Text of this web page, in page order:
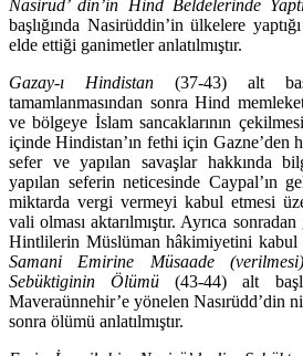
Nasirüd’ din’in Hind Beldelerinde
başlı­ğında Nasirüddin’in ülkelere
elde ettiği ganimetler anlatılmıştır.
Gazay-ı Hindistan (37-43) alt
tamamlanmasından sonra Hind
ve bölgeye İslam sancakları­nın
içinde Hindistan’ın fethi için Gazne’den
sefer ve yapılan savaşlar hakkında
yapılan seferin neticesinde Caypal’ın
miktarda vergi vermeyi kabul etmesi
vali olması aktarılmıştır. Ayrıca
Hintlilerin Müs­lüman hâkimiyetini kabul
Samani Emirine Müsaade
Sebüktiginin Ölümü (43-44) alt
Maveraünnehir’e yönelen Nasırüdd’din
sonra ölümü anlatılmıştır.